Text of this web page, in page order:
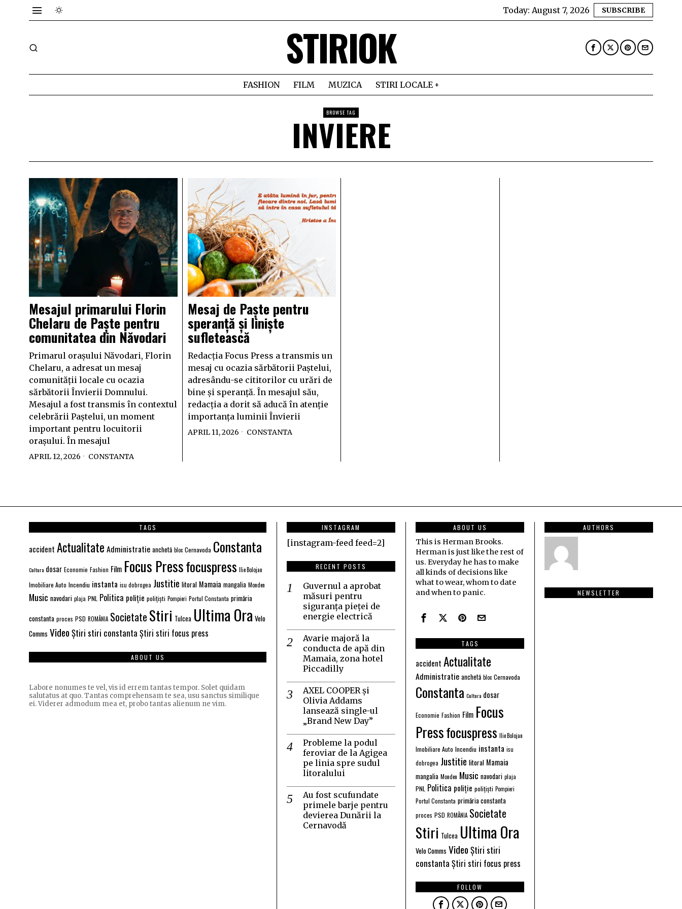
Today: August 7, 2026 SUBSCRIBE
STIRIOK
FASHION FILM MUZICA STIRI LOCALE
BROWSE TAG
INVIERE
Mesajul primarului Florin
Chelaru de Paște pentru
comunitatea din Năvodari
Primarul orașului Năvodari, Florin
Chelaru, a adresat un mesaj
comunității locale cu ocazia
sărbătorii Învierii Domnului.
Mesajul a fost transmis în contextul
celebrării Paștelui, un moment
important pentru locuitorii
orașului. În mesajul
APRIL 12, 2026 CONSTANTA
Mesaj de Paște pentru
speranță și liniște
sufletească
Redacția Focus Press a transmis un
mesaj cu ocazia sărbătorii Paștelui,
adresându-se cititorilor cu urări de
bine și speranță. În mesajul său,
redacția a dorit să aducă în atenție
importanța luminii Învierii
APRIL 11, 2026 CONSTANTA
TAGS
accident Actualitate Administratie anchetă bloc Cernavoda Constanta
Cultura dosar Economie Fashion Film Focus Pressfocuspress Ilie Bolojan
Imobiliare Auto Incendiu instanta isu dobrogea Justitie litoral Mamaia mangalia Monden
Music navodari plaja PNL Politica poliție polițiști Pompieri Portul Constanta primăria
constanta proces PSD ROMÂNIA Societate Stiri Tulcea Ultima Ora Velo
Comms Video Știri stiri constanta Știri stiri focus press
ABOUT US
Labore nonumes te vel, vis id errem tantas tempor. Solet quidam
salutatus at quo. Tantas comprehensam te sea, usu sanctus similique
ei. Viderer admodum mea et, probo tantas alienum ne vim.
INSTAGRAM
[instagram-feed feed=2]
RECENT POSTS
Guvernul a aprobat
măsuri pentru
siguranța pieței de
energie electrică
Avarie majoră la
conducta de apă din
Mamaia, zona hotel
Piccadilly
AXEL COOPER și
Olivia Addams
lansează single-ul
„Brand New Day”
Probleme la podul
feroviar de la Agigea
pe linia spre sudul
litoralului
Au fost scufundate
primele barje pentru
devierea Dunării la
Cernavodă
ABOUT US
This is Herman Brooks.
Herman is just like the rest of
us. Everyday he has to make
all kinds of decisions like
what to wear, whom to date
and when to panic.
TAGS
accident Actualitate
Administratie anchetă bloc Cernavoda
Constanta Cultura dosar
Economie Fashion Film Focus
Pressfocuspress Ilie Bolojan
Imobiliare Auto Incendiu instanta isu
dobrogea Justitie litoral Mamaia
mangalia Monden Music navodari plaja
PNL Politica poliție polițiști Pompieri
Portul Constanta primăria constanta
proces PSD ROMÂNIA Societate
Stiri Tulcea Ultima Ora
Velo Comms Video Știri stiri
constanta Știri stiri focus press
FOLLOW
AUTHORS
NEWSLETTER